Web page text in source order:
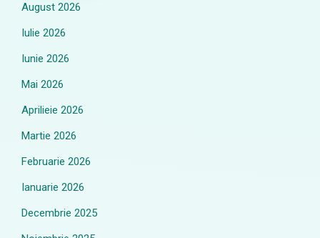
August 2026
Iulie 2026
Iunie 2026
Mai 2026
Aprilieie 2026
Martie 2026
Februarie 2026
Ianuarie 2026
Decembrie 2025